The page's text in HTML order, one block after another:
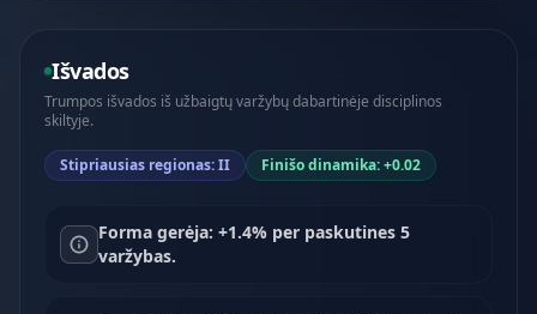
Išvados
Trumpos išvados iš užbaigtų varžybų dabartinėje disciplinos
skiltyje.
Stipriausias regionas: II Finišo dinamika: +0.02
Forma gerėja: +1.4% per paskutines 5
varžybas.